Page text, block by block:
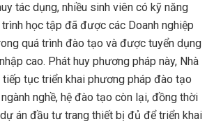
tác dụng, nhiều sinh viên có kỹ năng
học tập đã được các Doanh nghiệp
quá trình đào tạo và được tuyển dụng
cao. Phát huy phương pháp này, Nhà
tục triển khai phương pháp đào tạo
nghề, hệ đào tạo còn lại, đồng thời
án đầu tư trang thiết bị đủ để triển khai